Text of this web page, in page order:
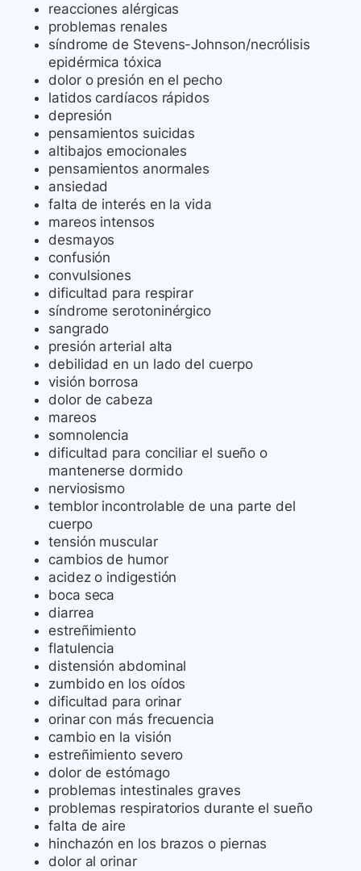
reacciones alérgicas
problemas renales
síndrome de Stevens-Johnson/necrólisis
epidérmica tóxica
dolor o presión en el pecho
latidos cardíacos rápidos
depresión
pensamientos suicidas
altibajos emocionales
pensamientos anormales
ansiedad
falta de interés en la vida
mareos intensos
desmayos
confusión
convulsiones
dificultad para respirar
síndrome serotoninérgico
sangrado
presión arterial alta
debilidad en un lado del cuerpo
visión borrosa
dolor de cabeza
mareos
somnolencia
dificultad para conciliar el sueño o
mantenerse dormido
nerviosismo
temblor incontrolable de una parte del
cuerpo
tensión muscular
cambios de humor
acidez o indigestión
boca seca
diarrea
estreñimiento
flatulencia
distensión abdominal
zumbido en los oídos
dificultad para orinar
orinar con más frecuencia
cambio en la visión
estreñimiento severo
dolor de estómago
problemas intestinales graves
problemas respiratorios durante el sueño
falta de aire
hinchazón en los brazos o piernas
dolor al orinar